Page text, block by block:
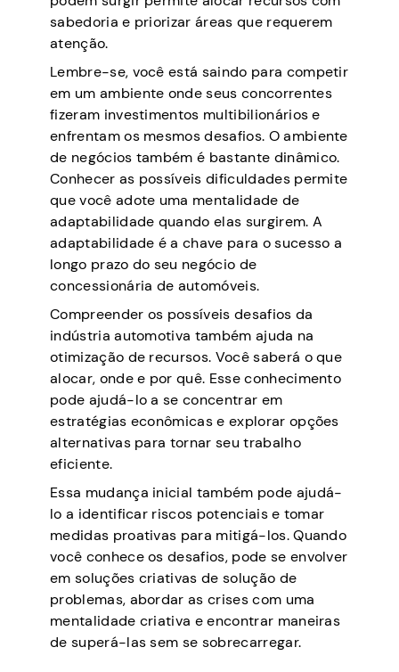
sabedoria e priorizar áreas que requerem
atenção.
Lembre-se, você está saindo para competir
em um ambiente onde seus concorrentes
fizeram investimentos multibilionários e
enfrentam os mesmos desafios. O ambiente
de negócios também é bastante dinâmico.
Conhecer as possíveis dificuldades permite
que você adote uma mentalidade de
adaptabilidade quando elas surgirem. A
adaptabilidade é a chave para o sucesso a
longo prazo do seu negócio de
concessionária de automóveis.
Compreender os possíveis desafios da
indústria automotiva também ajuda na
otimização de recursos. Você saberá o que
alocar, onde e por quê. Esse conhecimento
pode ajudá-lo a se concentrar em
estratégias econômicas e explorar opções
alternativas para tornar seu trabalho
eficiente.
Essa mudança inicial também pode ajudá-
lo a identificar riscos potenciais e tomar
medidas proativas para mitigá-los. Quando
você conhece os desafios, pode se envolver
em soluções criativas de solução de
problemas, abordar as crises com uma
mentalidade criativa e encontrar maneiras
de superá-las sem se sobrecarregar.